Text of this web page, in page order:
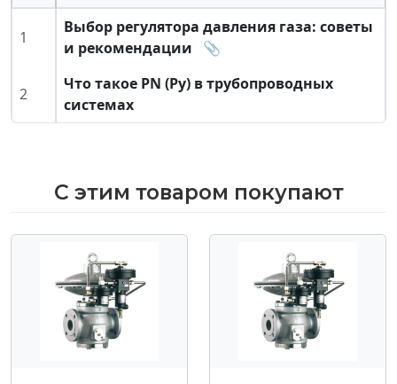
1
Выбор регулятора давления газа: советы
и рекомендации
📎
2
Что такое PN (Ру) в трубопроводных
системах
С этим товаром покупают